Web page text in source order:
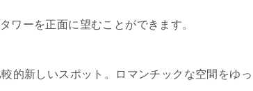
ワーを正面に望むことができます。
的新しいスポット。ロマンチックな空間をゆ